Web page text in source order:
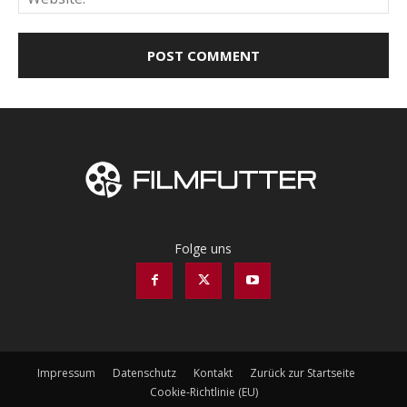
Folge uns
Impressum Datenschutz Kontakt
Zurück zur Startseite
Cookie-Richtlinie (EU)